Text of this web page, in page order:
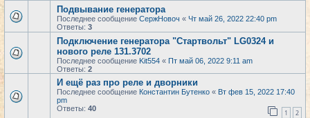
Подвывание генератора
Последнее сообщение СержНовоч « Чт май 26, 2022 22:40 pm
Ответы: 3
Подключение генератора "Cтартвольт" LG0324 и
нового реле 131.3702
Последнее сообщение Kit554 « Пт май 06, 2022 9:11 am
Ответы: 2
И ещё раз про реле и дворники
Последнее сообщение Константин Бутенко « Вт фев 15, 2022 17:40
pm
Ответы: 40 1 2